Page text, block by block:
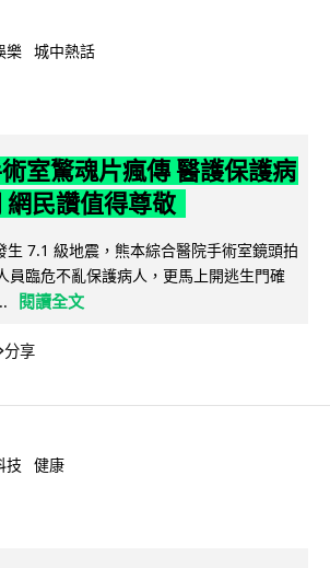
樂 城中熱話
室驚魂片瘋傳 醫護保護病
網民讚值得尊敬
生 7.1 級地震，熊本綜合醫院手術室鏡頭拍
員臨危不亂保護病人，更馬上開逃生門確
閱讀全文
分享
技 健康